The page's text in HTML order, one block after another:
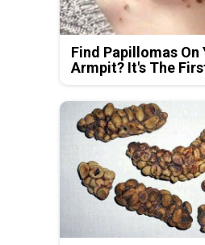
Find Papillomas On
Armpit? It's The